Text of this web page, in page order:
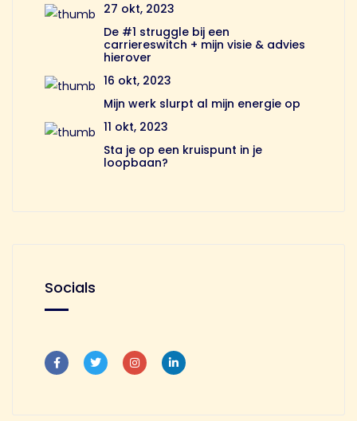
27 okt, 2023
De #1 struggle bij een
carriereswitch + mijn visie & advies
hierover
16 okt, 2023
Mijn werk slurpt al mijn energie op
11 okt, 2023
Sta je op een kruispunt in je
loopbaan?
Socials